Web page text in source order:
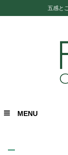
五感と
MENU